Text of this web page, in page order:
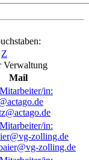
Z
Verwaltung
Mail
zolling.de